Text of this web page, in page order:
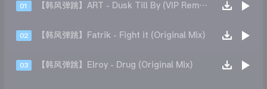
01 【韩风弹跳】ART - Dusk Till By (VIP Remix)
02 【韩风弹跳】Fatrik - Fight it (Original Mix)
03 【韩风弹跳】Elroy - Drug (Original Mix)